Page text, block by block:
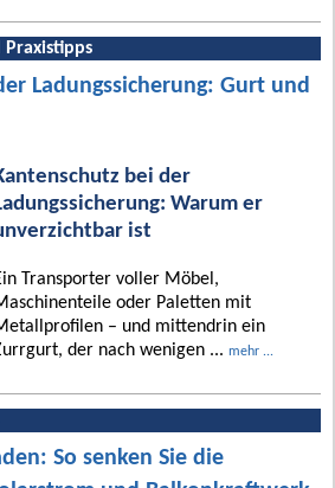
Ladungssicherung: Gurt und
bei der
Warum er
ist
Transporter voller Möbel,
oder Paletten mit
– und mittendrin ein
der nach wenigen ... mehr ...
So senken Sie die